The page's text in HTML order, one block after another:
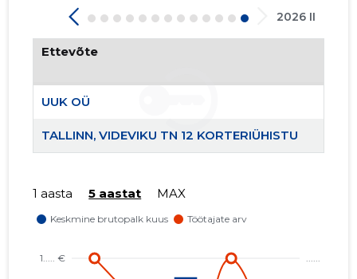
2026 II
Ettevõte
UUK OÜ
TALLINN, VIDEVIKU TN 12 KORTERIÜHISTU
1 aasta 5 aastat MAX